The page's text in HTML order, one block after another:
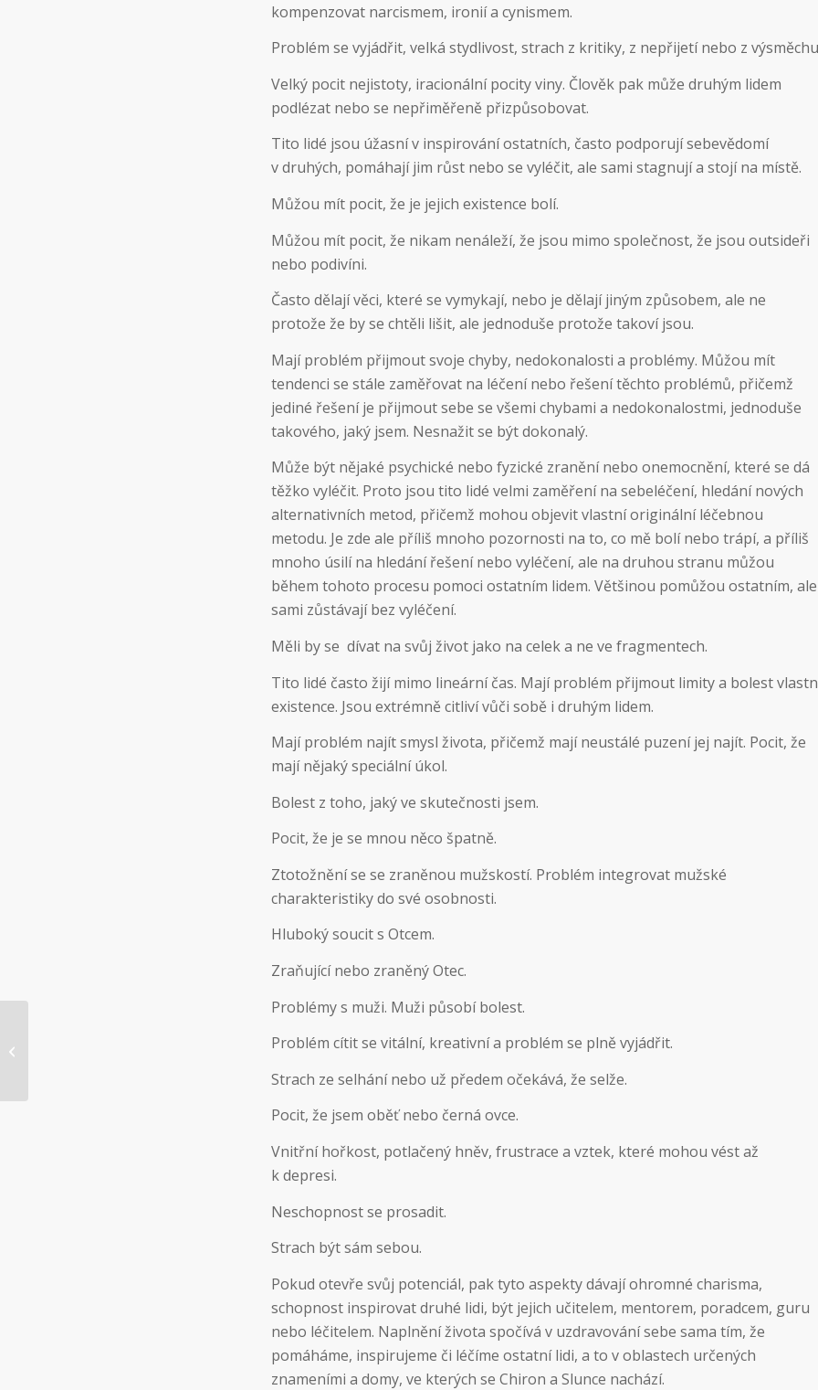
kompenzovat narcismem, ironií a cynismem.
Problém se vyjádřit, velká stydlivost, strach z kritiky, z nepřijetí nebo z
Velký pocit nejistoty, iracionální pocity viny. Člověk pak může druhým lidem
podlézat nebo se nepřiměřeně přizpůsobovat.
Tito lidé jsou úžasní v inspirování ostatních, často podporují sebevědomí
v druhých, pomáhají jim růst nebo se vyléčit, ale sami stagnují a stojí na místě.
Můžou mít pocit, že je jejich existence bolí.
Můžou mít pocit, že nikam nenáleží, že jsou mimo společnost, že jsou outsideři
nebo podivíni.
Často dělají věci, které se vymykají, nebo je dělají jiným způsobem, ale ne
protože že by se chtěli lišit, ale jednoduše protože takoví jsou.
Mají problém přijmout svoje chyby, nedokonalosti a problémy. Můžou mít
tendenci se stále zaměřovat na léčení nebo řešení těchto problémů, přičemž
jediné řešení je přijmout sebe se všemi chybami a nedokonalostmi, jednoduše
takového, jaký jsem. Nesnažit se být dokonalý.
Může být nějaké psychické nebo fyzické zranění nebo onemocnění, které se dá
těžko vyléčit. Proto jsou tito lidé velmi zaměření na sebeléčení, hledání nových
alternativních metod, přičemž mohou objevit vlastní originální léčebnou
metodu. Je zde ale příliš mnoho pozornosti na to, co mě bolí nebo trápí, a příliš
mnoho úsilí na hledání řešení nebo vyléčení, ale na druhou stranu můžou
během tohoto procesu pomoci ostatním lidem. Většinou pomůžou ostatním, ale
sami zůstávají bez vyléčení.
Měli by se dívat na svůj život jako na celek a ne ve fragmentech.
Tito lidé často žijí mimo lineární čas. Mají problém přijmout limity a bolest
existence. Jsou extrémně citliví vůči sobě i druhým lidem.
Mají problém najít smysl života, přičemž mají neustálé puzení jej najít. Pocit, že
mají nějaký speciální úkol.
Bolest z toho, jaký ve skutečnosti jsem.
Pocit, že je se mnou něco špatně.
Ztotožnění se se zraněnou mužskostí. Problém integrovat mužské
charakteristiky do své osobnosti.
Hluboký soucit s Otcem.
Zraňující nebo zraněný Otec.
Problémy s muži. Muži působí bolest.
Problém cítit se vitální, kreativní a problém se plně vyjádřit.
Strach ze selhání nebo už předem očekává, že selže.
Pocit, že jsem oběť nebo černá ovce.
Vnitřní hořkost, potlačený hněv, frustrace a vztek, které mohou vést až
k depresi.
Neschopnost se prosadit.
Strach být sám sebou.
Pokud otevře svůj potenciál, pak tyto aspekty dávají ohromné charisma,
schopnost inspirovat druhé lidi, být jejich učitelem, mentorem, poradcem, guru
nebo léčitelem. Naplnění života spočívá v uzdravování sebe sama tím, že
pomáháme, inspirujeme či léčíme ostatní lidi, a to v oblastech určených
znameními a domy, ve kterých se Chiron a Slunce nachází.